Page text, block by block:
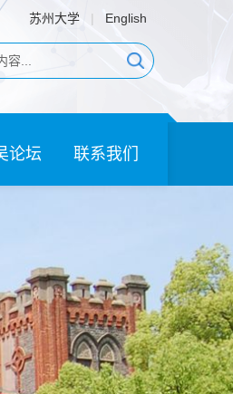
苏州大学 | English
论坛 联系我们